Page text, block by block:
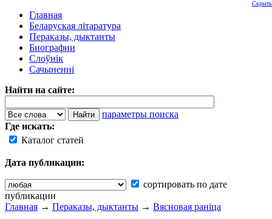
Главная
Беларуская літаратура
Пераказы, дыктанты
Биографии
Слоўнік
Сачыненні
Найти на сайте:
параметры поиска
Где искать:
Каталог статей
Дата публикации:
сортировать по дате
публикации
Скрыть
Главная → Пераказы, дыктанты → Вясновая раніца